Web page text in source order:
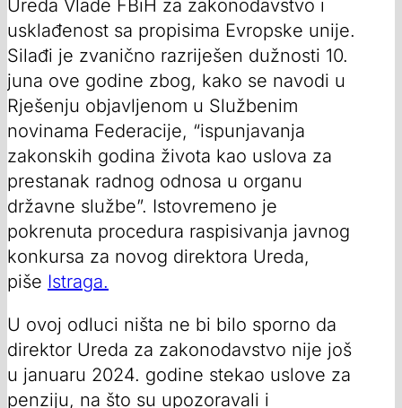
Ureda Vlade FBiH za zakonodavstvo i
usklađenost sa propisima Evropske unije.
Silađi je zvanično razriješen dužnosti 10.
juna ove godine zbog, kako se navodi u
Rješenju objavljenom u Službenim
novinama Federacije, “ispunjavanja
zakonskih godina života kao uslova za
prestanak radnog odnosa u organu
državne službe”. Istovremeno je
pokrenuta procedura raspisivanja javnog
konkursa za novog direktora Ureda,
piše Istraga.
U ovoj odluci ništa ne bi bilo sporno da
direktor Ureda za zakonodavstvo nije još
u januaru 2024. godine stekao uslove za
penziju, na što su upozoravali i